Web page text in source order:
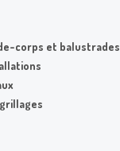
corps et balustrades